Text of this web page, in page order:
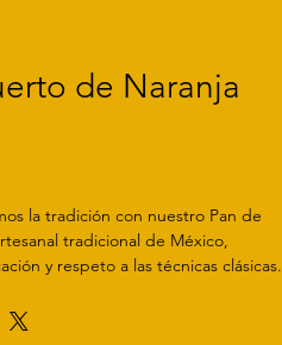
de Naranja
la tradición con nuestro Pan de
tradicional de México,
y respeto a las técnicas clásicas.
brindando un sabor auténtico